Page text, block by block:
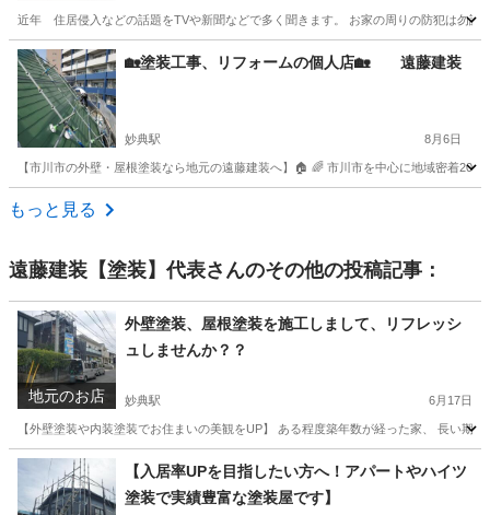
近年 住居侵入などの話題をTVや新聞などで多く聞きます。 お家の周りの防犯は勿
千葉 木更津市 馬来田駅 その他
🏡塗装工事、リフォームの個人店🏡 遠藤建装
妙典駅 8月6日
【市川市の外壁・屋根塗装なら地元の遠藤建装へ】🏠 🌈 市川市を中心に地域密着20
千葉 市川市
もっと見る
遠藤建装【塗装】代表さんのその他の投稿記事：
地元のお店
外壁塗装、屋根塗装を施工しまして、リフレッシ
ュしませんか？？
妙典駅 6月17日
【外壁塗装や内装塗装でお住まいの美観をUP】 ある程度築年数が経った家、 長い
千葉 市川市 妙典駅 その他 外壁塗装
【入居率UPを目指したい方へ！アパートやハイツ
塗装で実績豊富な塗装屋です】